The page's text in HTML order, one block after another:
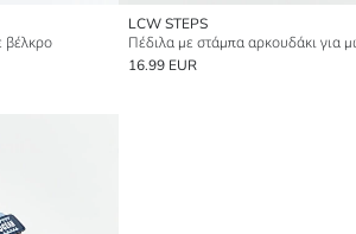
βέλκρο
LCW STEPS
16.99 EUR